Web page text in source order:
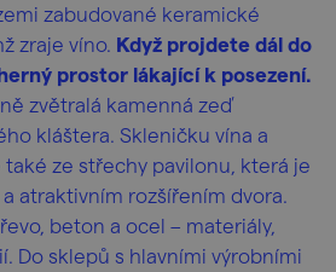
zabudované keramické
zraje víno. Když projdete dál do
prostor lákající k posezení.
zvětralá kamenná zeď
kláštera. Skleničku vína a
ze střechy pavilonu, která je
atraktivním rozšířením dvora.
beton a ocel – materiály,
Do sklepů s hlavními výrobními